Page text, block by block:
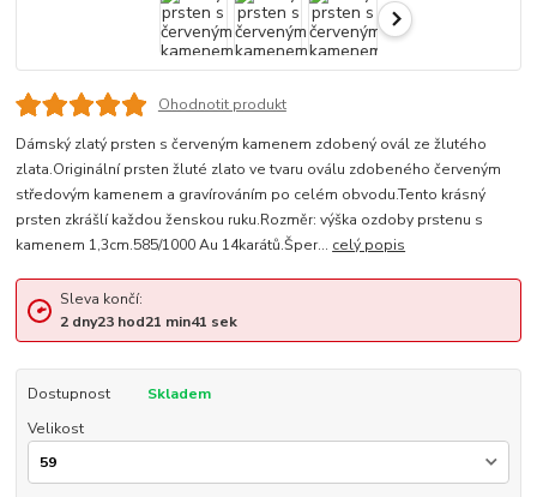
Ohodnotit produkt
Dámský zlatý prsten s červeným kamenem zdobený ovál ze žlutého
zlata.Originální prsten žluté zlato ve tvaru oválu zdobeného červeným
středovým kamenem a gravírováním po celém obvodu.Tento krásný
prsten zkrášlí každou ženskou ruku.Rozměr: výška ozdoby prstenu s
kamenem 1,3cm.585/1000 Au 14karátů.Šper... celý popis
Sleva končí:
2 dny23hod21 min41 sek
Dostupnost
Skladem
Velikost